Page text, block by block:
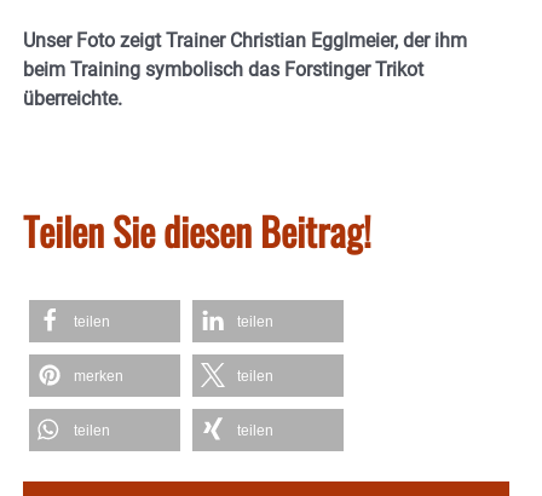
Unser Foto zeigt Trainer Christian Egglmeier, der ihm
beim Training symbolisch das Forstinger Trikot
überreichte.
Teilen Sie diesen Beitrag!
teilen teilen
merken teilen
teilen teilen